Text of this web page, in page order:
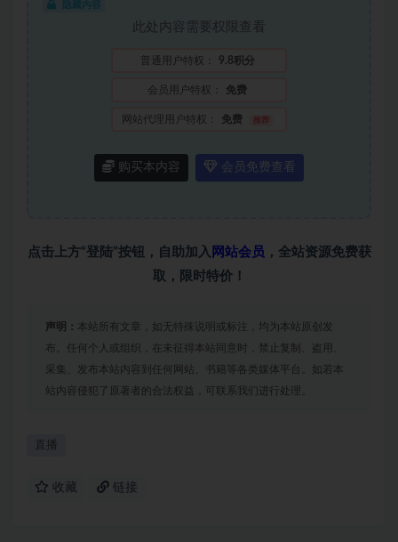
隐藏内容
此处内容需要权限查看
普通用户特权： 9.8积分
会员用户特权： 免费
网站代理用户特权： 免费 推荐
购买本内容 会员免费查看
点击上方“登陆”按钮，自助加入 网站会员 ，全站资源免费获
取，限时特价！
声明： 本站所有文章，如无特殊说明或标注，均为本站原创发
布。任何个人或组织，在未征得本站同意时，禁止复制、盗用、
采集、发布本站内容到任何网站、书籍等各类媒体平台。如若本
站内容侵犯了原著者的合法权益，可联系我们进行处理。
直播
收藏 链接